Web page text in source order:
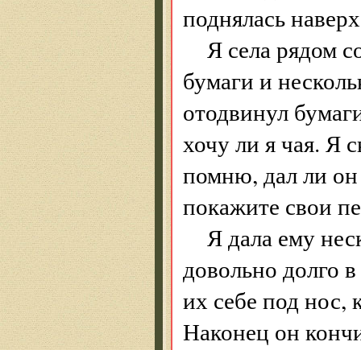
поднялась
Я села рядом
бумаги и
отодвинул
хочу ли я чая. Я
помню, дал ли
покажите свои
Я дала ему
довольно долго
их себе под нос,
Наконец он